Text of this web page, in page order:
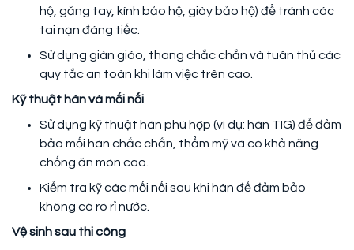
hộ, găng tay, kính bảo hộ, giày bảo hộ) để tránh các
tai nạn đáng tiếc.
Sử dụng giàn giáo, thang chắc chắn và tuân thủ các
quy tắc an toàn khi làm việc trên cao.
Kỹ thuật hàn và mối nối
Sử dụng kỹ thuật hàn phù hợp (ví dụ: hàn TIG) để đảm
bảo mối hàn chắc chắn, thẩm mỹ và có khả năng
chống ăn mòn cao.
Kiểm tra kỹ các mối nối sau khi hàn để đảm bảo
không có rò rỉ nước.
Vệ sinh sau thi công